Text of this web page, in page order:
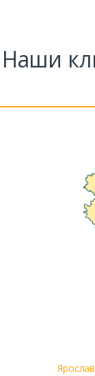
Наши